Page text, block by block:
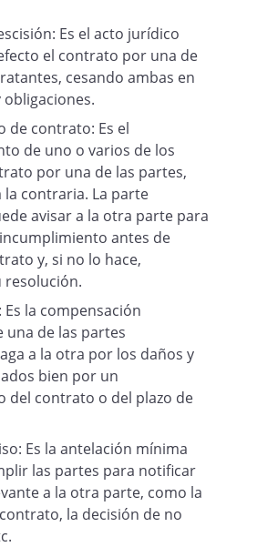
Es el acto jurídico
el contrato por una de
cesando ambas en
de contrato: Es el
de uno o varios de los
por una de las partes,
contraria. La parte
avisar a la otra parte para
antes de
y, si no lo hace,
resolución.
la compensación
una de las partes
a la otra por los daños y
bien por un
del contrato o del plazo de
Es la antelación mínima
las partes para notificar
a la otra parte, como la
la decisión de no